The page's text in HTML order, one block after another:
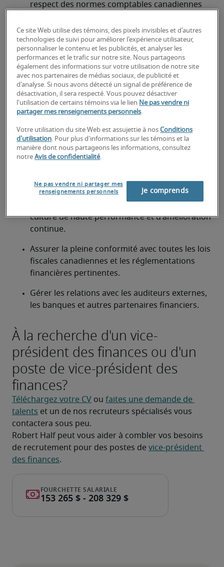
respect des normes comptables canadiennes
Gérer les fonctions de trésorerie, y compris les
flux de trésorerie, le fonds de roulement et
l'exposition au change.
Mettre en œuvre et surveiller des cadres
complets de contrôles internes et de gestion
des risques pour protéger les actifs de
l'entreprise.
Fournir une analyse financière stratégique et
des informations pour soutenir la prise de
décision de la direction et les initiatives de
Diriger, encadrer et développer les équipes de
culture de haute performance et d'amélioration
continue.
Assurer la pleine conformité avec toutes les lois
fiscales canadiennes et les réglementations
financières pertinentes.
Gérer les relations avec les auditeurs externes,
les banques et autres partenaires financiers.
À la recherche d'un vice-
président des finances ou d'un
poste de vice-président des
finances?
Téléchargez votre CV ou faites une demande de
talents et un de nos recruteurs spécialisés vous
contactera sous peu.
Robert Half peut vous aider à combler vos besoins
de recrutement pour des postes de vice-président
des finances.
Ce site Web utilise des témoins, des pixels invisibles et d'autres
technologies de suivi pour améliorer l'expérience utilisateur,
personnaliser le contenu et les publicités, et analyser les
performances et le trafic sur notre site. Nous partageons
également des informations sur votre utilisation de notre site
avec nos partenaires de médias sociaux, de publicité et
d'analyse. Si nous avons détecté un signal de préférence de
désactivation, il sera respecté. Vous pouvez désactiver
l'utilisation de certains témoins via le lien Ne pas vendre ni
partager mes renseignements personnels.
Votre utilisation du site Web est assujettie à nosConditions
d'utilisation. Pour plus d'informations sur les témoins et la
manière dont nous partageons les informations, consultez
notreAvis de confidentialité.
Ne pas vendre ni partager mes
renseignements personnels
Je comprends